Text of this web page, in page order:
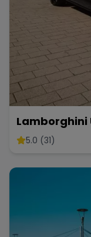
Lamborghini
5.0 (31)